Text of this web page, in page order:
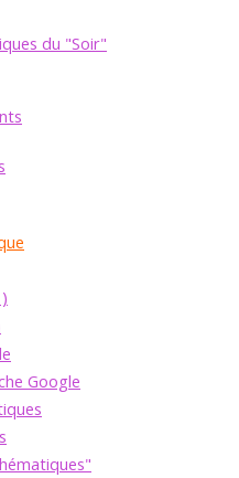
du "Soir"
Google